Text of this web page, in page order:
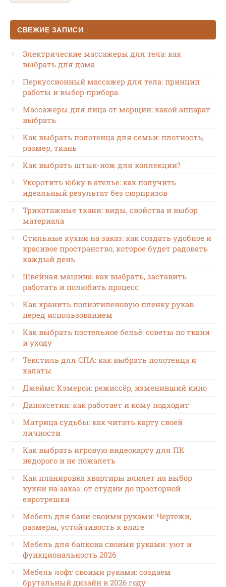
СВЕЖИЕ ЗАПИСИ
Электрические массажеры для тела: как
выбрать для дома
Перкуссионный массажер для тела: принцип
работы и выбор прибора
Массажеры для лица от морщин: какой аппарат
выбрать
Как выбрать полотенца для семьи: плотность,
размер, ткань
Как выбрать штык-нож для коллекции?
Укоротить юбку в ателье: как получить
идеальный результат без сюрпризов
Трикотажные ткани: виды, свойства и выбор
материала
Стильные кухни на заказ: как создать удобное и
красивое пространство, которое будет радовать
каждый день
Швейная машина: как выбрать, заставить
работать и полюбить процесс
Как хранить полиэтиленовую пленку рукав
перед использованием
Как выбрать постельное бельё: советы по ткани
и уходу
Текстиль для СПА: как выбрать полотенца и
халаты
Джеймс Кэмерон: режиссёр, изменивший кино
Дапоксетин: как работает и кому подходит
Матрица судьбы: как читать карту своей
личности
Как выбрать игровую видеокарту для ПК
недорого и не пожалеть
Как планировка квартиры влияет на выбор
кухни на заказ: от студии до просторной
евротрешки
Мебель для бани своими руками: Чертежи,
размеры, устойчивость к влаге
Мебель для балкона своими руками: уют и
функциональность 2026
Мебель лофт своими руками: создаем
брутальный дизайн в 2026 году